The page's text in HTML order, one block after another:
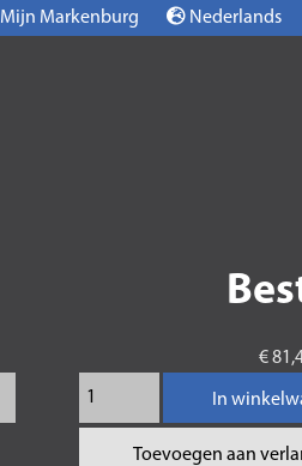
Mijn Markenburg Nederlands
€
In
Toevoegen aan